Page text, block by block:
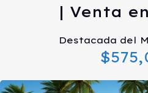
| Venta
Destacada del